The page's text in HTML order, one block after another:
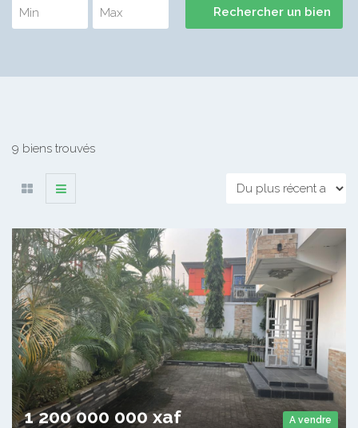
9 biens trouvés
A vendre
1 200 000 000 xaf